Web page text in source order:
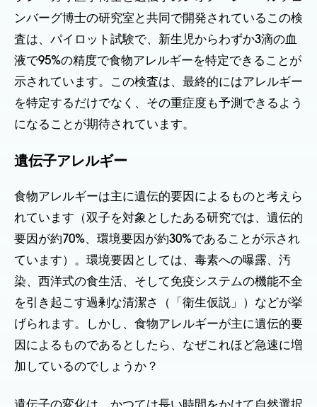
ンバーグ博士の研究室と共同で開発されているこの検
査は、パイロット試験で、新生児からわずか3滴の血
液で95%の精度で食物アレルギーを特定できることが
示されています。この検査は、最終的にはアレルギー
を特定するだけでなく、その重症度も予測できるよう
になることが期待されています。
遺伝子アレルギー
食物アレルギーは主に遺伝的要因によるものと考えら
れています（双子を対象としたある研究では、遺伝的
要因が約70%、環境要因が約30%であることが示され
ています）。環境要因としては、毒素への曝露、汚
染、西洋式の食生活、そして免疫システムの機能不全
を引き起こす過剰な清潔さ（「衛生仮説」）などが挙
げられます。しかし、食物アレルギーが主に遺伝的要
因によるものであるとしたら、なぜこれほど急速に増
加しているのでしょうか？